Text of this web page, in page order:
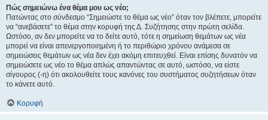
Πώς σημειώνω ένα θέμα μου ως νέο;
Πατώντας στο σύνδεσμο “Σημειώστε το θέμα ως νέο” όταν τον βλέπετε, μπορείτε
να “ανεβάσετε” το θέμα στην κορυφή της Δ. Συζήτησης στην πρώτη σελίδα.
Ωστόσο, αν δεν μπορείτε να το δείτε αυτό, τότε η σημείωση θεμάτων ως νέα
μπορεί να είναι απενεργοποιημένη ή το περιθώριο χρόνου ανάμεσα σε
σημειώσεις θεμάτων ως νέα δεν έχει ακόμη επιτευχθεί. Είναι επίσης δυνατόν να
σημειώσετε ως νέο το θέμα απλώς απαντώντας σε αυτό, ωστόσο, να είστε
σίγουρος (-η) ότι ακολουθείτε τους κανόνες του συστήματος συζητήσεων όταν
το κάνετε αυτό.
Κορυφή